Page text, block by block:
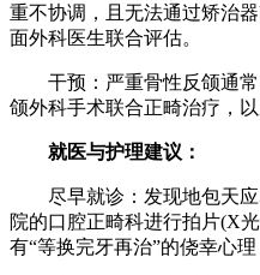
重不协调，且无法通过矫治
面外科医生联合评估。
干预：严重骨性反颌通常
颌外科手术联合正畸治疗，
就医与护理建议：
尽早就诊：发现地包天应
院的口腔正畸科进行拍片(X
有“等换完牙再治”的侥幸心